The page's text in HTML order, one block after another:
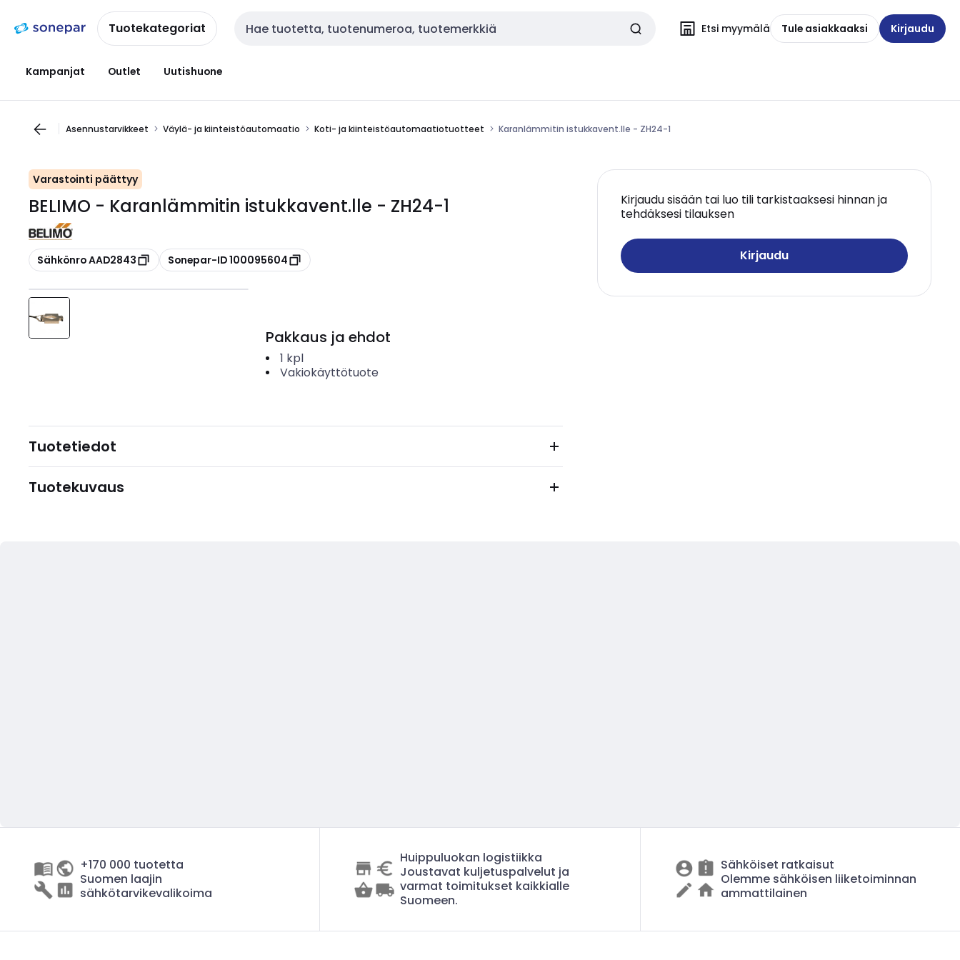
navigointiinsisältöönTuotekategoriat Haku Etsi myymälä Tule asiakkaaksi Kirjaudu
Kampanjat Outlet Uutishuone
Asennustarvikkeet Väylä- ja kiinteistöautomaatio Koti- ja kiinteistöautomaatiotuotteet Karanlämmitin istukkavent.lle - ZH24-1
Varastointi päättyy
BELIMO - Karanlämmitin istukkavent.lle - ZH24-1
Kopioi
Sähkönro AAD2843 Kopioi
Sonepar-ID 100095604
Kirjaudu sisään tai luo tili tarkistaaksesi hinnan ja
tehdäksesi tilauksen
Kirjaudu
Pakkaus ja ehdot
1 kpl
Vakiokäyttötuote
Tuotetiedot
Tuotekuvaus
+170 000 tuotetta
Suomen laajin
sähkötarvikevalikoima
Huippuluokan logistiikka
Joustavat kuljetuspalvelut ja
varmat toimitukset kaikkialle
Suomeen.
Sähköiset ratkaisut
Olemme sähköisen liiketoiminnan
ammattilainen